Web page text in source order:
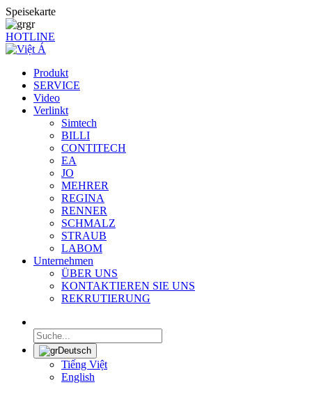
Speisekarte
gr
HOTLINE
Produkt
SERVICE
Video
Verlinkt
Simtech
BILLI
CONTITECH
EA
JO
MEHRER
REGINA
RENNER
SCHMALZ
STRAUB
LABOM
Unternehmen
ÜBER UNS
KONTAKTIEREN SIE UNS
REKRUTIERUNG
Deutsch
Tiếng Việt
English